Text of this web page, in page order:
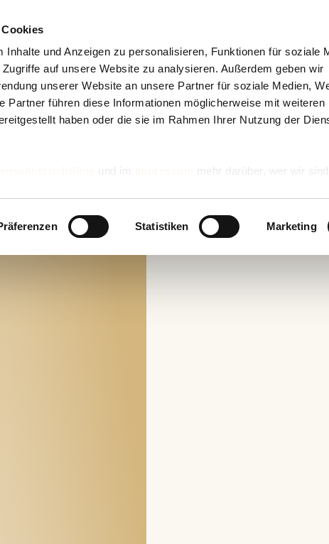
Inhalte und Anzeigen zu personalisieren, Funktionen für soziale
auf unsere Website zu analysieren. Außerdem geben wir
unserer Website an unsere Partner für soziale Medien,
Partner führen diese Informationen möglicherweise mit weiteren
haben oder die sie im Rahmen Ihrer Nutzung der
und im
mehr darüber, wer wir
Statistiken Marketing